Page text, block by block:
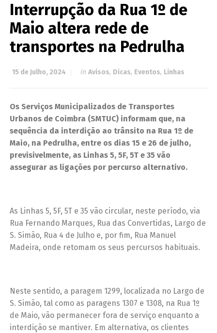
Interrupção da Rua 1º de
Maio altera rede de
transportes na Pedrulha
15 de Julho, 2024 in Avisos, Dicas, Eventos, Linhas
Os Serviços Municipalizados de Transportes
Urbanos de Coimbra (SMTUC) informam que, na
sequência da interdição ao trânsito na Rua 1º de
Maio, na Pedrulha, entre os dias 15 e 26 de julho,
previsivelmente, as Linhas 5, 5F, 5T e 35 vão
assegurar as ligações por percurso alternativo.
As Linhas 5, 5F, 5T e 35 vão circular, neste período, via
Rua Fernando Marques, Rua das Convertidas, Largo de
S. Simão, Rua 4 de Julho e, por fim, Rua Manuel
Madeira, onde retomam os seus percursos habituais.
Neste sentido, a paragem 1299, localizada no Largo de
S. Simão, tal como as paragens 1307 e 1308, na Rua 1º
de Maio, vão permanecer fora de serviço enquanto a
interdição se mantiver. Em alternativa, os clientes